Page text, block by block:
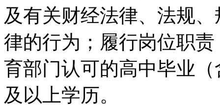
及有关财经法律、法规
律的行为；履行岗位职
育部门认可的高中毕业
及以上学历。